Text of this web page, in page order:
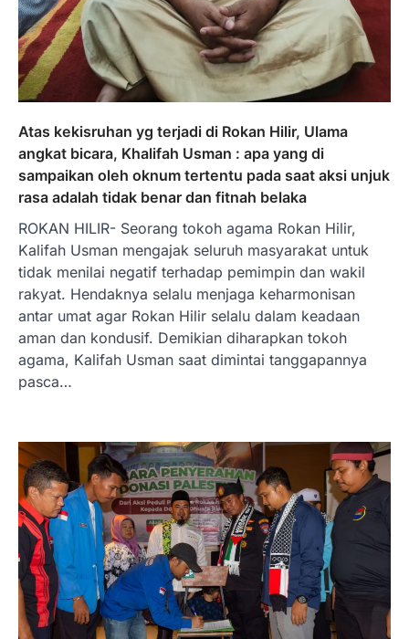
Atas kekisruhan yg terjadi di Rokan Hilir, Ulama
angkat bicara, Khalifah Usman : apa yang di
sampaikan oleh oknum tertentu pada saat aksi unjuk
rasa adalah tidak benar dan fitnah belaka
ROKAN HILIR- Seorang tokoh agama Rokan Hilir,
Kalifah Usman mengajak seluruh masyarakat untuk
tidak menilai negatif terhadap pemimpin dan wakil
rakyat. Hendaknya selalu menjaga keharmonisan
antar umat agar Rokan Hilir selalu dalam keadaan
aman dan kondusif. Demikian diharapkan tokoh
agama, Kalifah Usman saat dimintai tanggapannya
pasca…